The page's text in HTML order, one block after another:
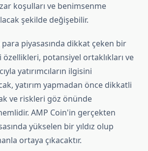
koşulları ve benimsenme
şekilde değişebilir.
piyasasında dikkat çeken bir
özellikleri, potansiyel ortaklıkları ve
yatırımcıların ilgisini
yatırım yapmadan önce dikkatli
ve riskleri göz önünde
AMP Coin'in gerçekten
yükselen bir yıldız olup
ortaya çıkacaktır.